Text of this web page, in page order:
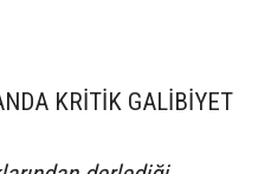
KRİTİK GALİBİYET